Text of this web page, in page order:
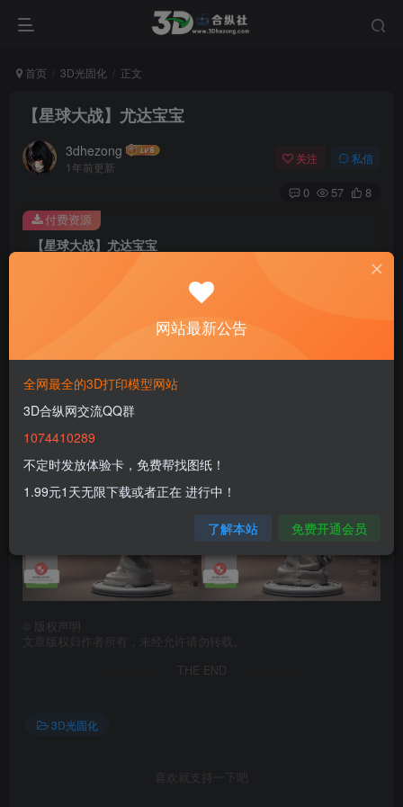
首页 3D光固化 正文
【星球大战】尤达宝宝
3dhezong
1年前更新
关注 私信
0 57 8
【星球大战】尤达宝宝
100
免费
付费资源
版权声明
文章版权归作者所有，未经允许请勿转载。
THE END
3D光固化
喜欢就支持一下吧
网站最新公告
全网最全的3D打印模型网站
3D合纵网交流QQ群
1074410289
不定时发放体验卡，免费帮找图纸！
1.99元1天无限下载或者正在 进行中！
了解本站 免费开通会员